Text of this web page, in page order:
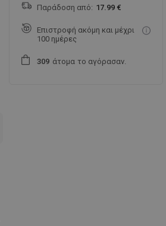
Παράδοση από: 17.99 €
Επιστροφή ακόμη και μέχρι
100 ημέρες
309 άτομα το αγόρασαν.